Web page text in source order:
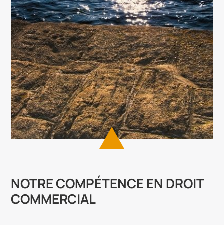
NOTRE COMPÉTENCE EN DROIT
COMMERCIAL